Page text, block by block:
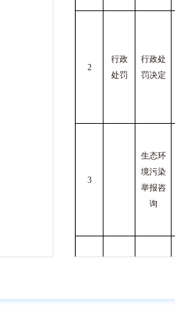
2
行政
处罚
行政处
罚决定
3
生态环
境污染
举报咨
询